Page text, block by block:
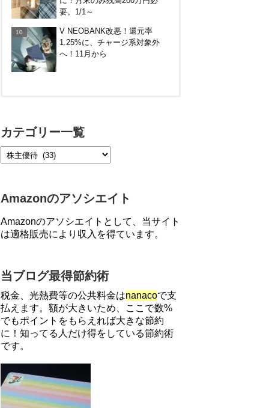
要。1/1～
V NEOBANK改悪！還元率
1.25%に、チャージ系対象外
へ！11月から
朝まで
【7/21まで】エアウォレット
元、登録、紹介コード wtffz4c
【2倍増量】PayPayカード、ま
るごとフラットリボ登録と3回
【解決】マリオットボンヴォイ
にログインできない、パスワー
ド変更不可の原因はコレでし
た。
ソニーフィナンシャルグループ
【対象者限定】楽天ペイで決済
すると最大300ポイントキャン
カテゴリー一覧
Amazonのアソシエイト
Amazonのアソシエイトとして、当サイト
は適格販売により収入を得ています。
当ブログ最得節約術
税金、光熱費等の公共料金はnanacoで支
払えます。額が大きいため、ここで数%
でもポイントをもらえれば大きな節約
に！知ってる人だけ得をしている節約術
です。